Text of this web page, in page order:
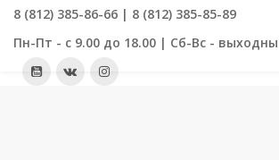
8 (812) 385-86-66 | 8 (812) 385-85-89
Пн-Пт - с 9.00 до 18.00 | Сб-Вс -